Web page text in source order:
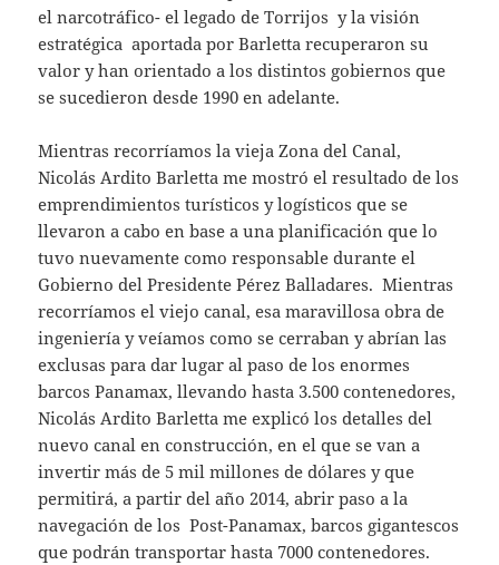
el narcotráfico- el legado de Torrijos y la visión
estratégica aportada por Barletta recuperaron su
valor y han orientado a los distintos gobiernos que
se sucedieron desde 1990 en adelante.
Mientras recorríamos la vieja Zona del Canal,
Nicolás Ardito Barletta me mostró el resultado de los
emprendimientos turísticos y logísticos que se
llevaron a cabo en base a una planificación que lo
tuvo nuevamente como responsable durante el
Gobierno del Presidente Pérez Balladares. Mientras
recorríamos el viejo canal, esa maravillosa obra de
ingeniería y veíamos como se cerraban y abrían las
exclusas para dar lugar al paso de los enormes
barcos Panamax, llevando hasta 3.500 contenedores,
Nicolás Ardito Barletta me explicó los detalles del
nuevo canal en construcción, en el que se van a
invertir más de 5 mil millones de dólares y que
permitirá, a partir del año 2014, abrir paso a la
navegación de los Post-Panamax, barcos gigantescos
que podrán transportar hasta 7000 contenedores.